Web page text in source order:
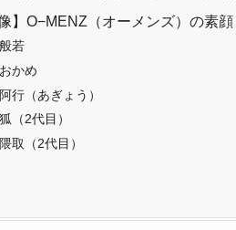
像】O−MENZ（オーメンズ）の素
若
かめ
行（あぎょう）
（2代目）
取（2代目）